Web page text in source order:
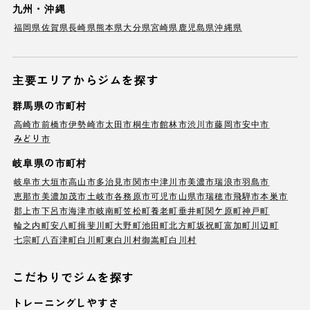
九州・沖縄
福岡県佐賀県長崎県熊本県大分県宮崎県 鹿児島県沖縄県
主要エリアからジムを探す
群馬県の市町村
高崎市前橋市伊勢崎市太田市桐生市館林市渋川市藤岡市安中市
みどり市
岐阜県の市町村
岐阜市大垣市高山市多治見市関市中津川市美濃市瑞浪市羽島市
恵那市美濃加茂市土岐市各務原市可児市山県市瑞穂市飛騨市本巣市
郡上市下呂市海津市岐南町笠松町養老町垂井町関ケ原町神戸町
輪之内町安八町揖斐川町大野町池田町北方町坂祝町富加町川辺町
七宗町 八百津町白川町東白川村御嵩町白川村
こだわりでジムを探す
トレーニングしやすさ